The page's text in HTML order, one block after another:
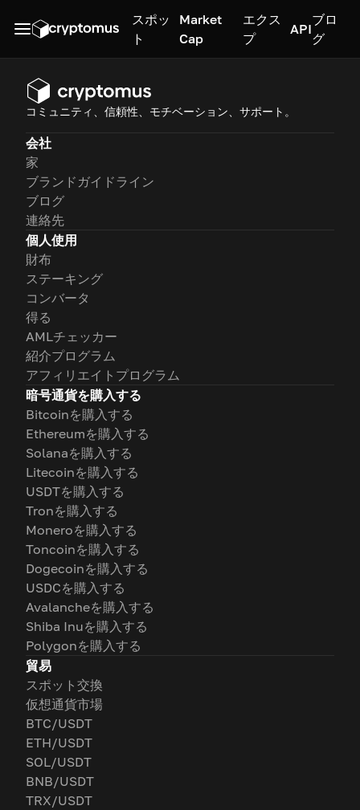
スポッ
ト
Market
Cap
エクス
プ
API
ブロ
グ
コミュニティ、信頼性、モチベーション、サポート。
会社
家
ブランドガイドライン
ブログ
連絡先
個人使用
財布
ステーキング
コンバータ
得る
AMLチェッカー
紹介プログラム
アフィリエイトプログラム
暗号通貨を購入する
Bitcoinを購入する
Ethereumを購入する
Solanaを購入する
Litecoinを購入する
USDTを購入する
Tronを購入する
Moneroを購入する
Toncoinを購入する
Dogecoinを購入する
USDCを購入する
Avalancheを購入する
Shiba Inuを購入する
Polygonを購入する
貿易
スポット交換
仮想通貨市場
BTC/USDT
ETH/USDT
SOL/USDT
BNB/USDT
TRX/USDT